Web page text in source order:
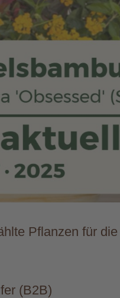
Pflanzen für die
(B2B)